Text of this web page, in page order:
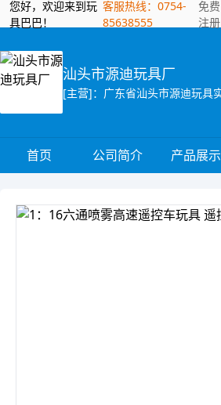
您好，欢迎来到玩
具巴巴！
客服热线：0754-
85638555
免费
注册
汕头市源迪玩具厂
首页 公司简介 产品展示